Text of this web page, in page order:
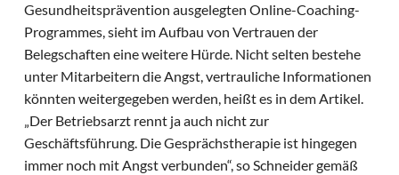
Gesundheitsprävention ausgelegten Online-Coaching-
Programmes, sieht im Aufbau von Vertrauen der
Belegschaften eine weitere Hürde. Nicht selten bestehe
unter Mitarbeitern die Angst, vertrauliche Informationen
könnten weitergegeben werden, heißt es in dem Artikel.
„Der Betriebsarzt rennt ja auch nicht zur
Geschäftsführung. Die Gesprächstherapie ist hingegen
immer noch mit Angst verbunden“, so Schneider gemäß